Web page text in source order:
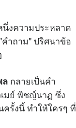
นึ่งความประหลาด
ำถาม" ปริศนาข้อ
ล กลายเป็นคำ
มย์ พิชญ์นาฏ ซึ่ง
รั้งนี้ ทำให้ใครๆ ที่